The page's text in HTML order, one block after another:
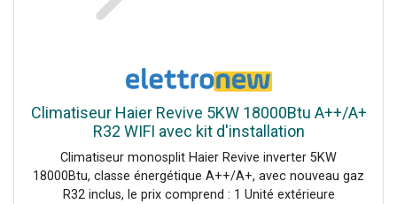
Climatiseur Haier Revive 5KW 18000Btu A++/A+
R32 WIFI avec kit d'installation
Climatiseur monosplit Haier Revive inverter 5KW
18000Btu, classe énergétique A++/A+, avec nouveau gaz
R32 inclus, le prix comprend : 1 Unité extérieure